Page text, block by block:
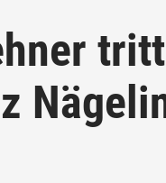
tritt